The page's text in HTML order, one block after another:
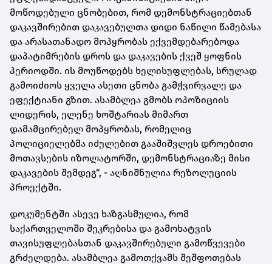
მოწოდებული ცნობებით, რომ დემონსტრაციებთან
დაკავშირებით დაკავებულთა დიდი ნაწილი წამებასა
და არასათანადო მოპყრობას ექვემდებარებოდა
დაპატიმრების დროს და დაკავების ქვეშ ყოფნის
პერიოდში. ის მოუწოდებს ხელისუფლებას, სრულად
გამოიძიოს ყველა ასეთი ცნობა გამჭვირვალე და
ეფექტიანი გზით. ასამბლეა გმობს ოპოზიციის
ლიდერის, ელენე ხოშტარიას მიმართ
დამამცირებელ მოპყრობას, რომელიც
პოლიციელებმა იძულებით გააშიშვლეს დროებითი
მოთავსების იზოლატორში, დემონსტრაციაზე მისი
დაკავების შემდეგ“, - აღნიშნულია რეზოლუციის
პროექტში.
დოკუმენტში ასევე ხაზგასმულია, რომ
საქართველოში შეკრებისა და გამოხატვის
თავისუფლებასთან დაკავშირებული გამოწვევები
გრძელდება. ასამბლეა გამოთქვამს შეშფოთებას